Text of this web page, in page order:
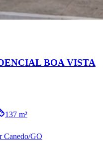
BOA VISTA
137 m²
Canedo/GO